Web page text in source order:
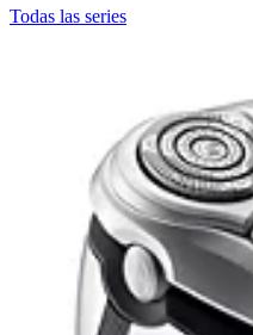
Todas las series